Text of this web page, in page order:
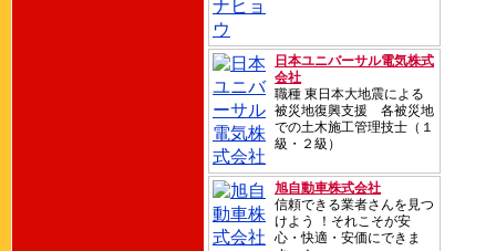
日本ユニバーサル電気株式
会社
職種 東日本大地震による
被災地復興支援 各被災地
での土木施工管理技士（１
級・２級）
旭自動車株式会社
信頼できる業者さんを見つ
けよう ！それこそが安
心・快適・安価にできま